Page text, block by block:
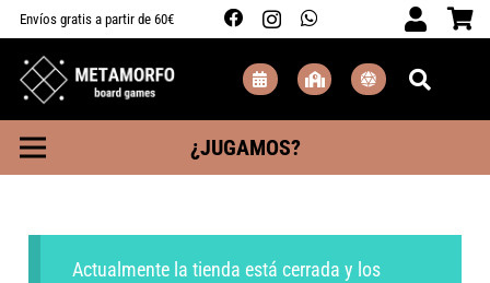
Envíos gratis a partir de 60€
¿JUGAMOS?
Actualmente la tienda está cerrada y los